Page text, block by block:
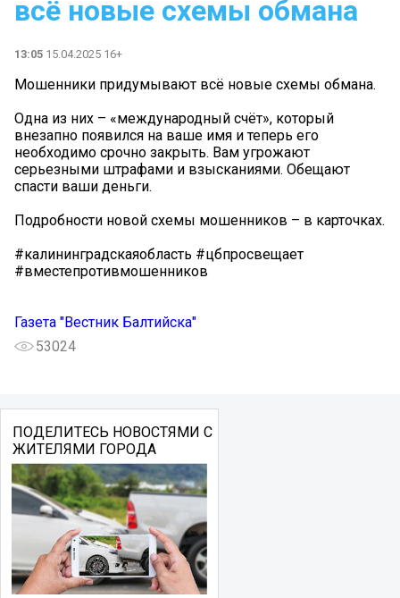
всё новые схемы обмана
13:05 15.04.2025 16+
Мошенники придумывают всё новые схемы обмана.
Одна из них – «международный счёт», который
внезапно появился на ваше имя и теперь его
необходимо срочно закрыть. Вам угрожают
серьезными штрафами и взысканиями. Обещают
спасти ваши деньги.
Подробности новой схемы мошенников – в карточках.
#калининградскаяобласть #цбпросвещает
#вместепротивмошенников
Газета "Вестник Балтийска"
53024
ПОДЕЛИТЕСЬ НОВОСТЯМИ С
ЖИТЕЛЯМИ ГОРОДА